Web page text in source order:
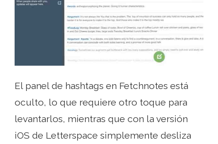
El panel de hashtags en Fetchnotes está
oculto, lo que requiere otro toque para
levantarlos, mientras que con la versión
iOS de Letterspace simplemente desliza